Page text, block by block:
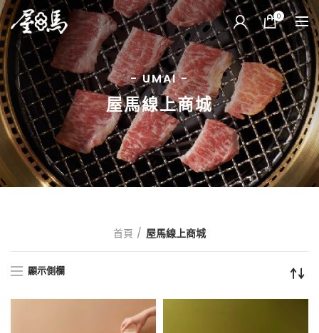
0
- UMAI -
屋馬線上商城
首頁 屋馬線上商城
顯示側欄